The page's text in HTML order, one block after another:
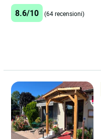
8.6/10 (64 recensioni)